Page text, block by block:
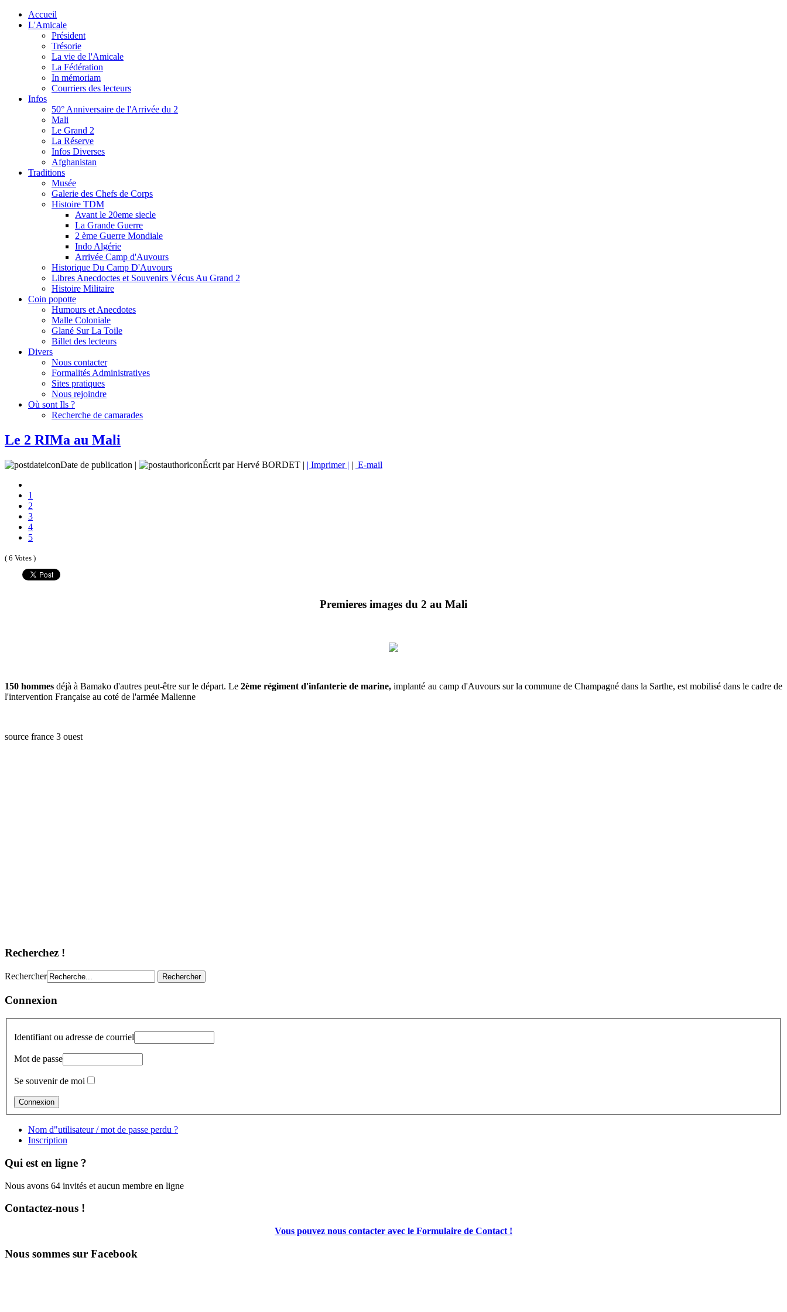
Accueil
L'Amicale
Président
Trésorie
La vie de l'Amicale
La Fédération
In mémoriam
Courriers des lecteurs
Infos
50° Anniversaire de l'Arrivée du 2
Mali
Le Grand 2
La Réserve
Infos Diverses
Afghanistan
Traditions
Musée
Galerie des Chefs de Corps
Histoire TDM
Avant le 20eme siecle
La Grande Guerre
2 ème Guerre Mondiale
Indo Algérie
Arrivée Camp d'Auvours
Historique Du Camp D'Auvours
Libres Anecdoctes et Souvenirs Vécus Au Grand 2
Histoire Militaire
Coin popotte
Humours et Anecdotes
Malle Coloniale
Glané Sur La Toile
Billet des lecteurs
Divers
Nous contacter
Formalités Administratives
Sites pratiques
Nous rejoindre
Où sont Ils ?
Recherche de camarades
Le 2 RIMa au Mali
Date de publication | Écrit par Hervé BORDET | | Imprimer | | E-mail
1
2
3
4
5
( 6 Votes )
Premieres images du 2 au Mali
150 hommes déjà à Bamako d'autres peut-être sur le départ. Le2ème régiment d'infanterie de marine, implanté au camp d'Auvours sur la commune de Champagné dans la Sarthe, est mobilisé dans le cadre de
l'intervention Française au coté de l'armée Malienne
source france 3 ouest
Recherchez !
Rechercher
Connexion
Identifiant ou adresse de courriel
Mot de passe
Se souvenir de moi
Nom d"utilisateur / mot de passe perdu ?
Inscription
Qui est en ligne ?
Nous avons 64 invités et aucun membre en ligne
Contactez-nous !
Vous pouvez nous contacter avec le Formulaire de Contact !
Nous sommes sur Facebook